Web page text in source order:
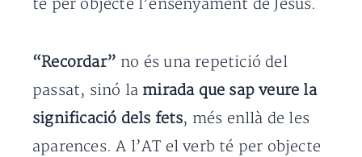
té per objecte l’ensenyament de Jesús.
“Recordar” no és una repetició del
passat, sinó la mirada que sap veure la
significació dels fets, més enllà de les
aparences. A l’AT el verb té per objecte